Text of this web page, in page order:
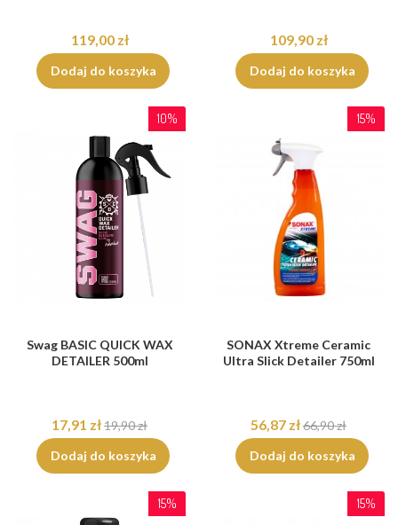
119,00 zł
Dodaj do koszyka
109,90 zł
Dodaj do koszyka
10%
Swag BASIC QUICK WAX
DETAILER 500ml
17,91 zł19,90 zł
Dodaj do koszyka
15%
SONAX Xtreme Ceramic
Ultra Slick Detailer 750ml
56,87 zł66,90 zł
Dodaj do koszyka
15% 15%